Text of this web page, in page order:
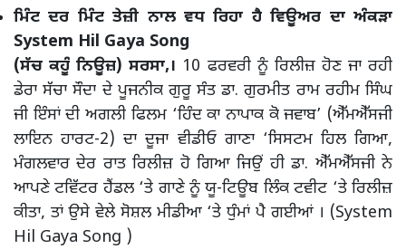
ਮਿੰਟ ਦਰ ਮਿੰਟ ਤੇਜ਼ੀ ਨਾਲ ਵਧ ਰਿਹਾ ਹੈ ਵਿਊਅਰ ਦਾ ਅੰਕੜਾ
System Hil Gaya Song
(ਸੱਚ ਕਹੂੰ ਨਿਊਜ਼) ਸਰਸਾ,। 10 ਫਰਵਰੀ ਨੂੰ ਰਿਲੀਜ਼ ਹੋਣ ਜਾ ਰਹੀ
ਡੇਰਾ ਸੱਚਾ ਸੌਦਾ ਦੇ ਪੂਜਨੀਕ ਗੁਰੂ ਸੰਤ ਡਾ. ਗੁਰਮੀਤ ਰਾਮ ਰਹੀਮ ਸਿੰਘ
ਜੀ ਇੰਸਾਂ ਦੀ ਅਗਲੀ ਫਿਲਮ ‘ਹਿੰਦ ਕਾ ਨਾਪਾਕ ਕੋ ਜਵਾਬ’ (ਐੱਮਐੱਸਜੀ
ਲਾਇਨ ਹਾਰਟ-2) ਦਾ ਦੂਜਾ ਵੀਡੀਓ ਗਾਣਾ ‘ਸਿਸਟਮ ਹਿਲ ਗਿਆ,
ਮੰਗਲਵਾਰ ਦੇਰ ਰਾਤ ਰਿਲੀਜ਼ ਹੋ ਗਿਆ ਜਿਉਂ ਹੀ ਡਾ. ਐੱਮਐੱਸਜੀ ਨੇ
ਆਪਣੇ ਟਵਿੱਟਰ ਹੈਂਡਲ ‘ਤੇ ਗਾਣੇ ਨੂੰ ਯੂ-ਟਿਊਬ ਲਿੰਕ ਟਵੀਟ ‘ਤੇ ਰਿਲੀਜ਼
ਕੀਤਾ, ਤਾਂ ਉਸੇ ਵੇਲੇ ਸੋਸ਼ਲ ਮੀਡੀਆ ‘ਤੇ ਧੁੰਮਾਂ ਪੈ ਗਈਆਂ । (System
Hil Gaya Song )